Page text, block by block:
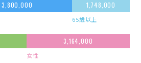
3,800,000 1,748,000
65歳以上
3,164,000
女性